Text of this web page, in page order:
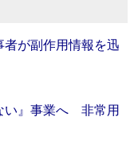
者が副作用情報を迅
い』事業へ 非常用